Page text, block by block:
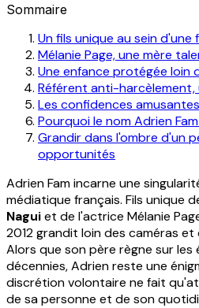
Sommaire
Un fils unique au sein d'une
Mélanie Page, une mère
Une enfance protégée loin
Référent anti-harcèlement,
Les confidences
Pourquoi le nom Adrien
Grandir dans l'ombre d'un
opportunités
Adrien Fam incarne une
médiatique français. Fils unique
Naguiet de l'actrice Mélanie
2012 grandit loin des caméras
Alors que son père règne sur les
décennies, Adrien reste une
discrétion volontaire ne fait
de sa personne et de son